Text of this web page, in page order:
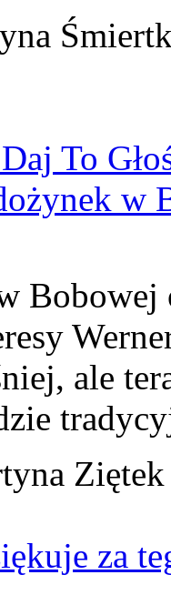
To
w
ale
za